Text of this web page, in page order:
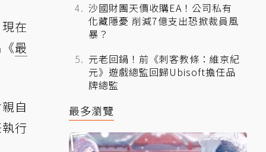
在
最
自
行
沙國財團天價收購EA！公司私有
化藏隱憂 削減7億支出恐掀裁員風
暴？
元老回鍋！前《刺客教條：維京紀
元》遊戲總監回歸Ubisoft擔任品
牌總監
最多瀏覽